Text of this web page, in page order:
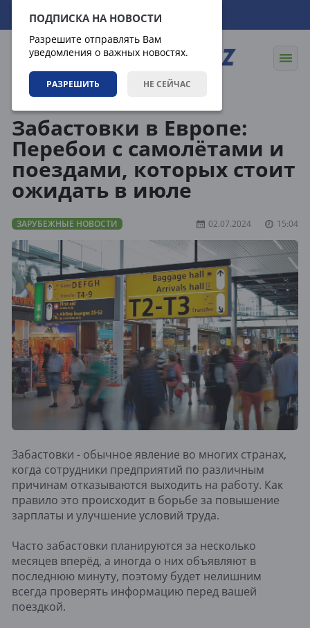
ПОДПИСКА НА НОВОСТИ
Разрешите отправлять Вам
уведомления о важных новостях.
РАЗРЕШИТЬ НЕ СЕЙЧАС
09.08.2026 11:27:37
Забастовки в Европе:
Перебои с самолётами и
поездами, которых стоит
ожидать в июле
ЗАРУБЕЖНЫЕ НОВОСТИ 02.07.2024 15:04
Забастовки - обычное явление во многих странах,
когда сотрудники предприятий по различным
причинам отказываются выходить на работу. Как
правило это происходит в борьбе за повышение
зарплаты и улучшение условий труда.
Часто забастовки планируются за несколько
месяцев вперёд, а иногда о них объявляют в
последнюю минуту, поэтому будет нелишним
всегда проверять информацию перед вашей
поездкой.